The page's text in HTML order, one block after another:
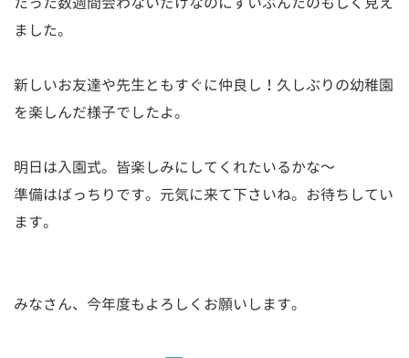
ました。
新しいお友達や先生ともすぐに仲良し！久しぶりの幼稚園
を楽しんだ様子でしたよ。
明日は入園式。皆楽しみにしてくれたいるかな～
準備はばっちりです。元気に来て下さいね。お待ちしてい
ます。
みなさん、今年度もよろしくお願いします。